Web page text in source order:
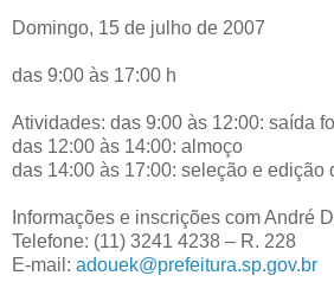
Domingo, 15 de julho de 2007
das 9:00 às 17:00 h
Atividades: das 9:00 às 12:00: saída
das 12:00 às 14:00: almoço
das 14:00 às 17:00: seleção e edição
Informações e inscrições com André
Telefone: (11) 3241 4238 – R. 228
E-mail: adouek@prefeitura.sp.gov.br